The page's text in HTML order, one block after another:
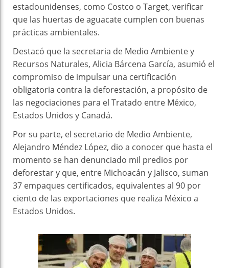
estadounidenses, como Costco o Target, verificar
que las huertas de aguacate cumplen con buenas
prácticas ambientales.
Destacó que la secretaria de Medio Ambiente y
Recursos Naturales, Alicia Bárcena García, asumió el
compromiso de impulsar una certificación
obligatoria contra la deforestación, a propósito de
las negociaciones para el Tratado entre México,
Estados Unidos y Canadá.
Por su parte, el secretario de Medio Ambiente,
Alejandro Méndez López, dio a conocer que hasta el
momento se han denunciado mil predios por
deforestar y que, entre Michoacán y Jalisco, suman
37 empaques certificados, equivalentes al 90 por
ciento de las exportaciones que realiza México a
Estados Unidos.